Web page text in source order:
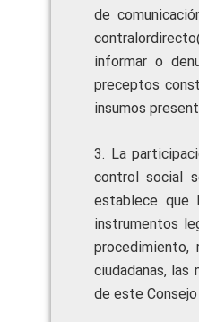
de
informar o
preceptos
insumos
3. La
control social
establece que
instrumentos
procedimiento,
ciudadanas,
de este Consejo